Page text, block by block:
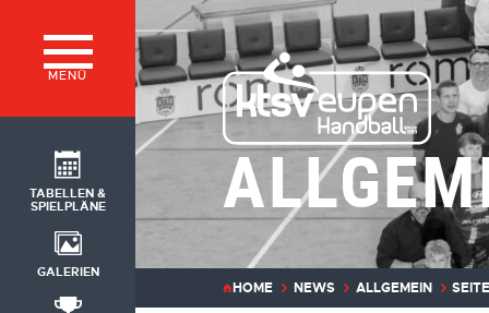
MENÜ
TABELLEN &
SPIELPLÄNE
GALERIEN
HOME NEWS ALLGEMEIN